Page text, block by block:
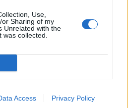
Use,
Sharing of my
Unrelated with the
collected.
Access Privacy Policy